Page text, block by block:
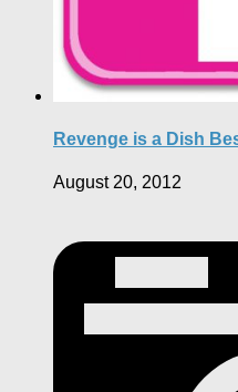
Revenge is a Dish
August 20, 2012